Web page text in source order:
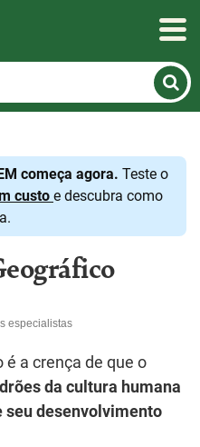
começa agora. Teste o
custo e descubra como
especialistas
a crença de que o
da cultura humana
seu desenvolvimento